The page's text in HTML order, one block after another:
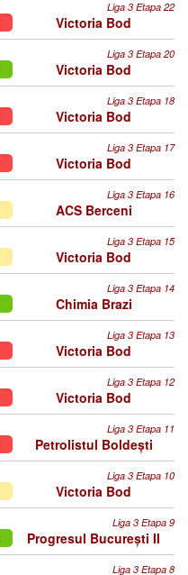
Liga 3 Etapa 22
Victoria Bod
Liga 3 Etapa 20
Victoria Bod
Liga 3 Etapa 18
Victoria Bod
Liga 3 Etapa 17
Victoria Bod
Liga 3 Etapa 16
ACS Berceni
Liga 3 Etapa 15
Victoria Bod
Liga 3 Etapa 14
Chimia Brazi
Liga 3 Etapa 13
Victoria Bod
Liga 3 Etapa 12
Victoria Bod
Liga 3 Etapa 11
Petrolistul Boldești
Liga 3 Etapa 10
Victoria Bod
Liga 3 Etapa 9
Progresul București II
Liga 3 Etapa 8